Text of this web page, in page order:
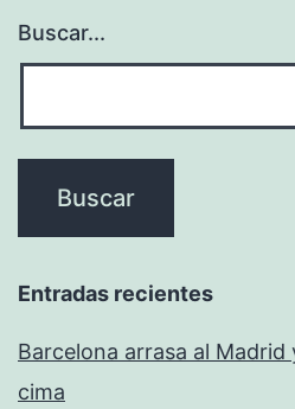
Buscar...
Entradas recientes
Barcelona arrasa al Madrid
cima